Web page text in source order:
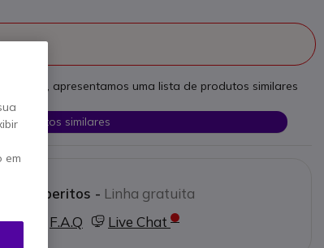
apresentamos uma lista de produtos similares
produtos similares
peritos - Linha gratuita
F.A.Q Live Chat
em